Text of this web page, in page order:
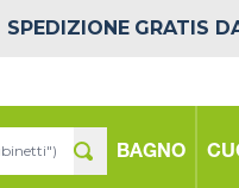
SPEDIZIONE GRATIS
BAGNO